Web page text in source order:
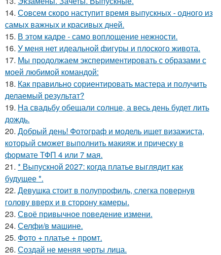
14. Совсем скоро наступит время выпускных - одного из
самых важных и красивых дней.
15. В этом кадре - само воплощение нежности.
16. У меня нет идеальной фигуры и плоского живота.
17. Мы продолжаем экспериментировать с образами с
моей любимой командой:
18. Как правильно сориентировать мастера и получить
делаемый результат?
19. На свадьбу обещали солнце, а весь день будет лить
дождь.
20. Добрый день! Фотограф и модель ищет визажиста,
который сможет выполнить макияж и прическу в
формате ТФП 4 или 7 мая.
21. * Выпускной 2027: когда платье выглядит как
будущее *.
22. Девушка стоит в полупрофиль, слегка повернув
голову вверх и в сторону камеры.
23. Своё привычное поведение измени.
24. Селфи/в машине.
25. Фото + платье + промт.
26. Создай не меняя черты лица.